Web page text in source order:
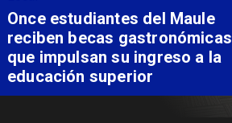
Álvarez-Salamanca lidera la
apuesta regional para
consolidar el Paso Pehuenche
como alternativa a Los
Libertadores